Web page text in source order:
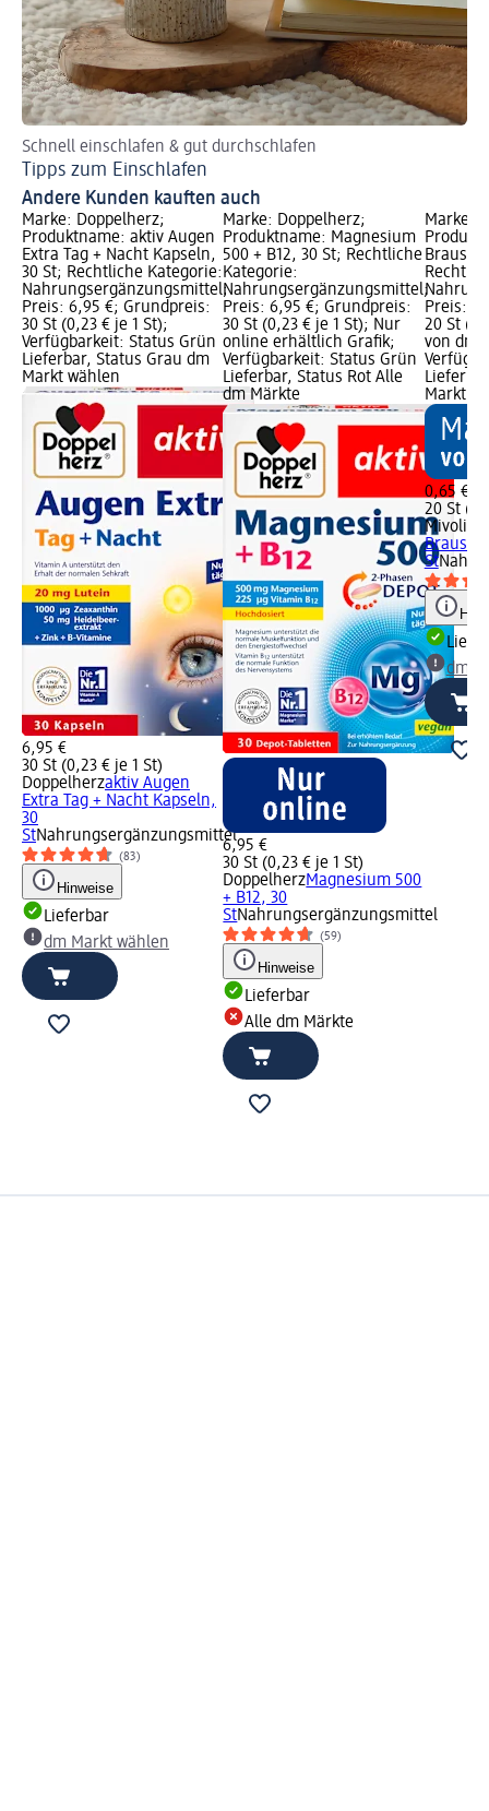
Schnell einschlafen & gut durchschlafen
Tipps zum Einschlafen
Andere Kunden kauften auch
Marke: Doppelherz;
Produktname: aktiv Augen
Extra Tag + Nacht Kapseln,
30 St; Rechtliche Kategorie:
Nahrungsergänzungsmittel;
Preis: 6,95 €; Grundpreis:
30 St (0,23 € je 1 St);
Verfügbarkeit: Status Grün
Lieferbar, Status Grau dm
Markt wählen
6,95 €
30 St (0,23 € je 1 St)
Doppelherzaktiv Augen
Extra Tag + Nacht Kapseln,
30
StNahrungsergänzungsmittel
(83)
Hinweise
Lieferbar
dm Markt wählen
Marke: Doppelherz;
Produktname: Magnesium
500 + B12, 30 St; Rechtliche
Kategorie:
Nahrungsergänzungsmittel;
Preis: 6,95 €; Grundpreis:
30 St (0,23 € je 1 St); Nur
online erhältlich Grafik;
Verfügbarkeit: Status Grün
Lieferbar, Status Rot Alle
dm Märkte
6,95 €
30 St (0,23 € je 1 St)
DoppelherzMagnesium 500
+ B12, 30
StNahrungsergänzungsmittel
(59)
Hinweise
Lieferbar
Alle dm Märkte
Marke:
Preis:
20 St
von dm
Markt
0,65 €
20 St
Mivolis
St
dm